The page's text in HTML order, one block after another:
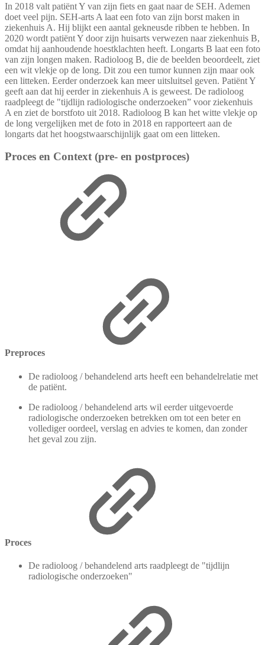
In 2018 valt patiënt Y van zijn fiets en gaat naar de SEH. Ademen
doet veel pijn. SEH-arts A laat een foto van zijn borst maken in
ziekenhuis A. Hij blijkt een aantal gekneusde ribben te hebben. In
2020 wordt patiënt Y door zijn huisarts verwezen naar ziekenhuis B,
omdat hij aanhoudende hoestklachten heeft. Longarts B laat een foto
van zijn longen maken. Radioloog B, die de beelden beoordeelt, ziet
een wit vlekje op de long. Dit zou een tumor kunnen zijn maar ook
een litteken. Eerder onderzoek kan meer uitsluitsel geven. Patiënt Y
geeft aan dat hij eerder in ziekenhuis A is geweest. De radioloog
raadpleegt de "tijdlijn radiologische onderzoeken” voor ziekenhuis
A en ziet de borstfoto uit 2018. Radioloog B kan het witte vlekje op
de long vergelijken met de foto in 2018 en rapporteert aan de
longarts dat het hoogstwaarschijnlijk gaat om een litteken.
Proces en Context (pre- en postproces)
Preproces
De radioloog / behandelend arts heeft een behandelrelatie met
de patiënt.
De radioloog / behandelend arts wil eerder uitgevoerde
radiologische onderzoeken betrekken om tot een beter en
vollediger oordeel, verslag en advies te komen, dan zonder
het geval zou zijn.
Proces
De radioloog / behandelend arts raadpleegt de "tijdlijn
radiologische onderzoeken"